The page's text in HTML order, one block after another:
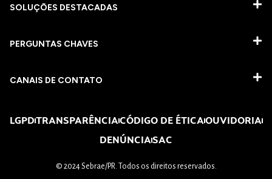
SOLUÇÕES DESTACADAS
PERGUNTAS CHAVES​
CANAIS DE CONTATO
LGPDTRANSPARÊNCIACÓDIGO DE ÉTICAOUVIDORIA
DENÚNCIASAC
© 2024 Sebrae/PR. Todos os direitos reservados.